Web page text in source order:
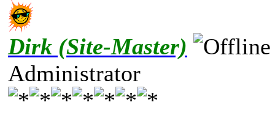
Dirk (Site-Master)
Administrator